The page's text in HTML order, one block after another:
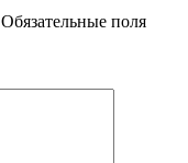
Обязательные поля